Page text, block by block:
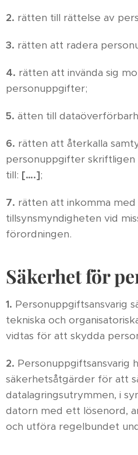
2. rätten till rättelse av
3. rätten att radera
4. rätten att invända sig
personuppgifter;
5. ätten till
6. rätten att återkalla
personuppgifter skriftligen
till: [….];
7. rätten att inkomma med
tillsynsmyndigheten vid
förordningen.
Säkerhet för
1. Personuppgiftsansvarig
tekniska och
vidtas för att skydda
2. Personuppgiftsansvarig
säkerhetsåtgärder för att
datalagringsutrymmen, i
datorn med ett lösenord,
och utföra regelbundet